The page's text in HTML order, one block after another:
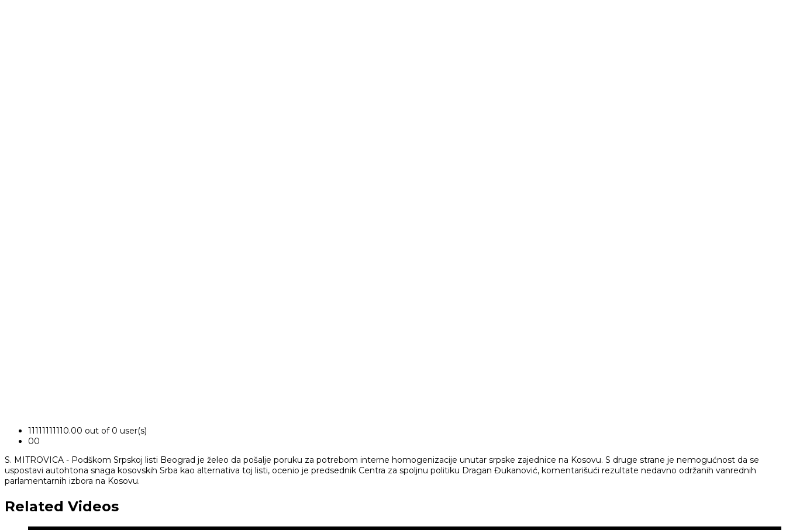
11111111110.00 out of 0 user(s)
00
S. MITROVICA - Podškom Srpskoj listi Beograd je želeo da pošalje poruku za potrebom interne homogenizacije unutar srpske zajednice na Kosovu. S druge strane je nemogućnost da se
uspostavi autohtona snaga kosovskih Srba kao alternativa toj listi, ocenio je predsednik Centra za spoljnu politiku Dragan Đukanović, komentarišući rezultate nedavno održanih vanrednih
parlamentarnih izbora na Kosovu.
Related Videos